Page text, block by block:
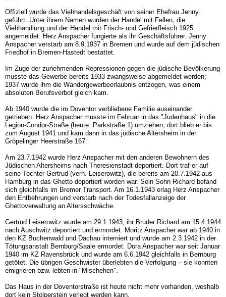
Offiziell wurde das Viehhandelsgeschäft von seiner Ehefrau Jenny
geführt. Unter ihrem Namen wurden der Handel mit Fellen, die
Viehhandlung und der Handel mit Frisch- und Gefrierfleisch 1925
angemeldet. Herz Anspacher fungierte als ihr Geschäftsführer. Jenny
Anspacher verstarb am 8.9.1937 in Bremen und wurde auf dem jüdischen
Friedhof in Bremen-Hastedt bestattet.
Im Zuge der zunehmenden Repressionen gegen die jüdische Bevölkerung
musste das Gewerbe bereits 1933 zwangsweise abgemeldet werden;
1937 wurde ihm die Wandergewerbeerlaubnis entzogen, was einem
absoluten Berufsverbot gleich kam.
Ab 1940 wurde die im Doventor verbliebene Familie auseinander
getrieben. Herz Anspacher musste im Februar in das "Judenhaus" in die
Legion-Condor-Straße (heute: Parkstraße 1) umziehen; dort blieb er bis
zum August 1941 und kam dann in das jüdische Altersheim in der
Gröpelinger Heerstraße 167.
Am 23.7.1942 wurde Herz Anspacher mit den anderen Bewohnern des
Jüdischen Altersheims nach Theresienstadt deportiert. Dort traf er auf
seine Tochter Gertrud (verh. Leiserowitz), die bereits am 20.7.1942 aus
Hamburg in das Ghetto deportiert worden war. Sein Sohn Richard befand
sich gleichfalls im Bremer Transport. Am 16.1.1943 erlag Herz Anspacher
den Entbehrungen und verstarb nach der Todesfallanzeige der
Ghettoverwaltung an Altersschwäche.
Gertrud Leiserowitz wurde am 29.1.1943, ihr Bruder Richard am 15.4.1944
nach Auschwitz deportiert und ermordet. Moritz Anspacher war ab 1940 in
den KZ Buchenwald und Dachau interniert und wurde am 2.3.1942 in der
Tötungsanstalt Bernburg/Saale ermordet. Dora Anspacher war seit Januar
1940 im KZ Ravensbrück und wurde am 6.6.1942 gleichfalls in Bernburg
getötet. Die übrigen Geschwister überlebten die Verfolgung – sie konnten
emigrieren bzw. lebten in "Mischehen".
Das Haus in der Doventorstraße ist heute nicht mehr vorhanden, weshalb
dort kein Stolperstein verlegt werden kann.